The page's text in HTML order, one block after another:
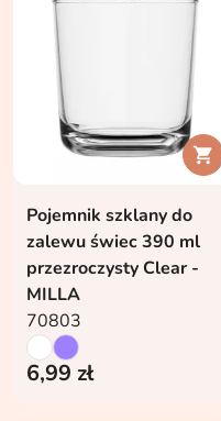

Pojemnik szklany do
zalewu świec 390 ml
przezroczysty Clear -
MILLA
70803
6,99 zł